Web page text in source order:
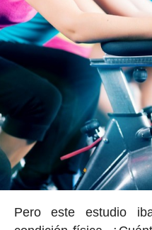
Pero este estudio